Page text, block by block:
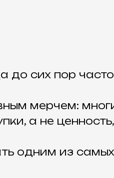
сих пор
мерчем:
а не
одним из